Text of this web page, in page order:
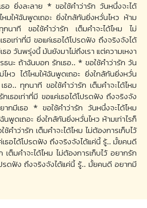
อ ยิ่งละลาย * ขอใช้คำว่ารัก วันหนึ่งจะได้
หมให้ฉันพูดเถอะ ยิ่งใกล้กันยิ่งหวั่นไหว ห้าม
กนาที ขอใช้คำว่ารัก เต็มคำจะได้ไหม ไม่
ธอเท่าที่มี ขอแค่เธอได้โปรดฟัง ถึงจริงจังได้
อ วันพรุ่งนี้ มันยังมาไม่ถึงเรา แต่ความเหงา
ธนะ ถ้าฉันบอก รักเธอ.. * ขอใช้คำว่ารัก วัน
ไหว ได้ไหมให้ฉันพูดเถอะ ยิ่งใกล้กันยิ่งหวั่น
ธอ.. ทุกนาที ขอใช้คำว่ารัก เต็มคำจะได้ไหม
กเธอเท่าที่มี ขอแค่เธอได้โปรดฟัง ถึงจริงจัง
มีเธอ * ขอใช้คำว่ารัก วันหนึ่งจะได้ไหม
นพูดเถอะ ยิ่งใกล้กันยิ่งหวั่นไหว ห้ามเท่าไรก็
คำว่ารัก เต็มคำจะได้ไหม ไม่ต้องการเก็บไว้
เธอได้โปรดฟัง ถึงจริงจังได้แค่นี้ รู้.. มั้ยคนดี
เต็มคำจะได้ไหม ไม่ต้องการเก็บไว้ อยากรัก
ปรดฟัง ถึงจริงจังได้แค่นี้ รู้.. มั้ยคนดี อยากมี